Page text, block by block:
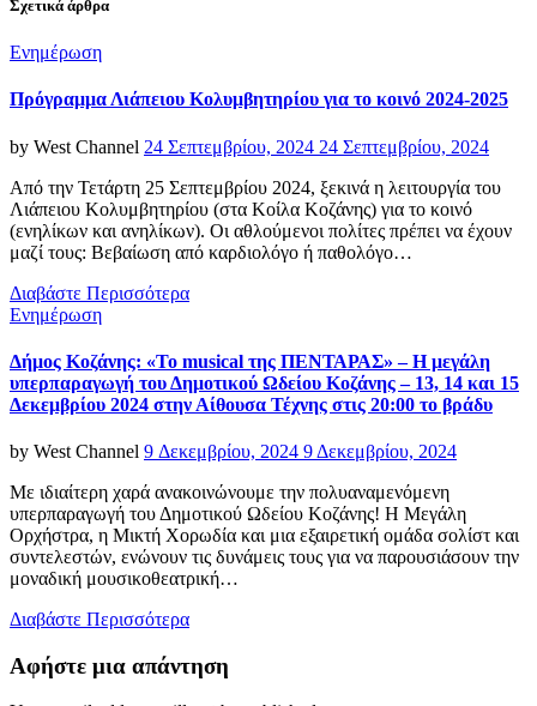
Σχετικά άρθρα
Categories
Ενημέρωση
Πρόγραμμα Λιάπειου Κολυμβητηρίου για το κοινό 2024-2025
by West Channel Posted
24 Σεπτεμβρίου, 2024 24 Σεπτεμβρίου, 2024
Από την Τετάρτη 25 Σεπτεμβρίου 2024, ξεκινά η λειτουργία του
Λιάπειου Κολυμβητηρίου (στα Κοίλα Κοζάνης) για το κοινό
(ενηλίκων και ανηλίκων). Οι αθλούμενοι πολίτες πρέπει να έχουν
μαζί τους: Βεβαίωση από καρδιολόγο ή παθολόγο…
Διαβάστε Περισσότερα
Categories
Ενημέρωση
Δήμος Κοζάνης: «Το musical της ΠΕΝΤΑΡΑΣ» – Η μεγάλη
υπερπαραγωγή του Δημοτικού Ωδείου Κοζάνης – 13, 14 και 15
Δεκεμβρίου 2024 στην Αίθουσα Τέχνης στις 20:00 το βράδυ
by West Channel Posted
9 Δεκεμβρίου, 2024 9 Δεκεμβρίου, 2024
Με ιδιαίτερη χαρά ανακοινώνουμε την πολυαναμενόμενη
υπερπαραγωγή του Δημοτικού Ωδείου Κοζάνης! Η Μεγάλη
Ορχήστρα, η Μικτή Χορωδία και μια εξαιρετική ομάδα σολίστ και
συντελεστών, ενώνουν τις δυνάμεις τους για να παρουσιάσουν την
μοναδική μουσικοθεατρική…
Διαβάστε Περισσότερα
Αφήστε μια απάντηση